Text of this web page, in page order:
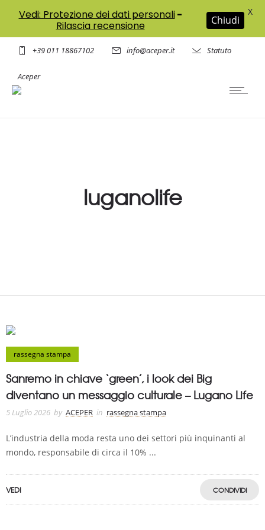
+39 011 18867102 info@aceper.it Statuto
Aceper
luganolife
rassegna stampa
Sanremo in chiave ‘green’, i look dei Big
diventano un messaggio culturale – Lugano Life
5 Luglio 2026 by ACEPER in rassegna stampa
L’industria della moda resta uno dei settori più inquinanti al
mondo, responsabile di circa il 10% ...
VEDI CONDIVIDI
Vedi: Protezione dei dati personali-
Rilascia recensione
Chiudi
X